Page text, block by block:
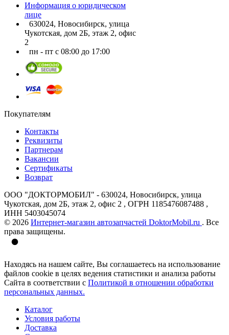
Информация о юридическом
лице
630024, Новосибирск, улица
Чукотская, дом 2Б, этаж 2, офис
2
пн - пт с 08:00 до 17:00
Покупателям
Контакты
Реквизиты
Партнерам
Вакансии
Сертификаты
Возврат
ООО "ДОКТОРМОБИЛ" - 630024, Новосибирск, улица
Чукотская, дом 2Б, этаж 2, офис 2 , ОГРН 1185476087488 ,
ИНН 5403045074
© 2026 Интернет-магазин автозапчастей DoktorMobil.ru . Все
права защищены.
Находясь на нашем сайте, Вы соглашаетесь на использование
файлов cookie в целях ведения статистики и анализа работы
Сайта в соответствии с Политикой в отношении обработки
персональных данных.
Каталог
Условия работы
Доставка